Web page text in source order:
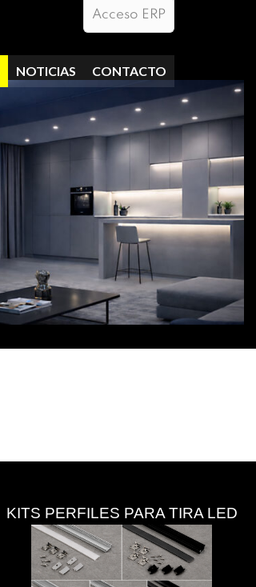
Acceso ERP
NOTICIAS CONTACTO
KITS PERFILES PARA TIRA LED